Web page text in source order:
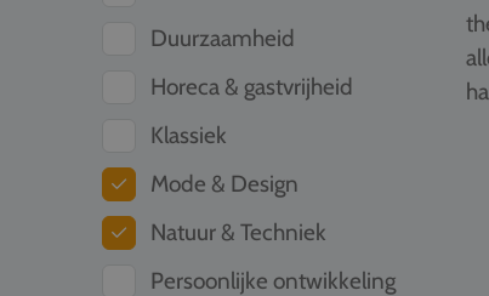
Duurzaamheid
Horeca & gastvrijheid
Klassiek
Mode & Design
Natuur & Techniek
Persoonlijke ontwikkeling